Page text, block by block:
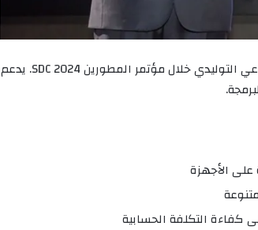
كشفت سامسونج عن نموذج Gauss2 للذكاء الاصطناعي التوليدي خلال مؤتمر المطورين SDC 2024. يدعم